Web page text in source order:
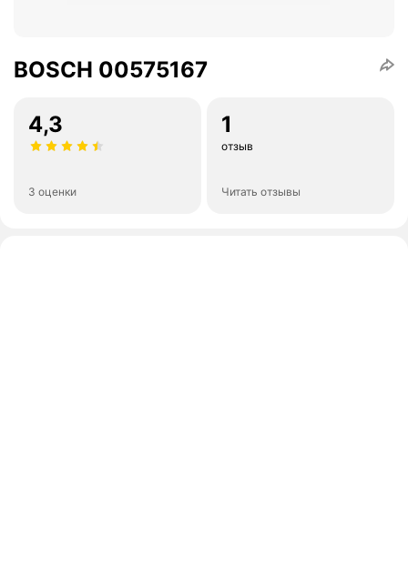
BOSCH 00575167
4,3
3 оценки
1
отзыв
Читать отзывы